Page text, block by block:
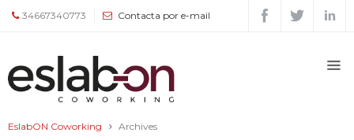
34667340773 Contacta por e-mail
EslabON Coworking Archives
Quiénes
somos
Espacios